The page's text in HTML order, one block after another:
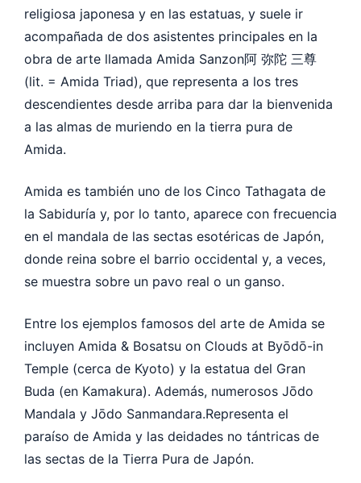
religiosa japonesa y en las estatuas, y suele ir
acompañada de dos asistentes principales en la
obra de arte llamada Amida Sanzon阿 弥陀 三尊
(lit. = Amida Triad), que representa a los tres
descendientes desde arriba para dar la bienvenida
a las almas de muriendo en la tierra pura de
Amida.
Amida es también uno de los Cinco Tathagata de
la Sabiduría y, por lo tanto, aparece con frecuencia
en el mandala de las sectas esotéricas de Japón,
donde reina sobre el barrio occidental y, a veces,
se muestra sobre un pavo real o un ganso.
Entre los ejemplos famosos del arte de Amida se
incluyen Amida & Bosatsu on Clouds at Byōdō-in
Temple (cerca de Kyoto) y la estatua del Gran
Buda (en Kamakura). Además, numerosos Jōdo
Mandala y Jōdo Sanmandara.Representa el
paraíso de Amida y las deidades no tántricas de
las sectas de la Tierra Pura de Japón.